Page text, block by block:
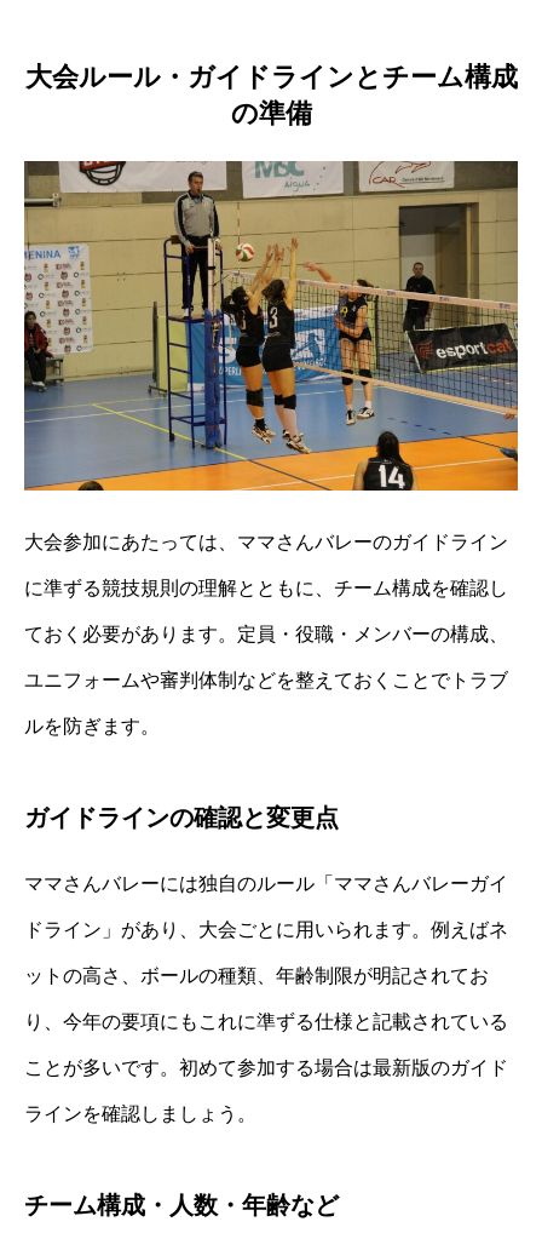
大会ルール・ガイドラインとチーム構成
の準備
大会参加にあたっては、ママさんバレーのガイドライン
に準ずる競技規則の理解とともに、チーム構成を確認し
ておく必要があります。定員・役職・メンバーの構成、
ユニフォームや審判体制などを整えておくことでトラブ
ルを防ぎます。
ガイドラインの確認と変更点
ママさんバレーには独自のルール「ママさんバレーガイ
ドライン」があり、大会ごとに用いられます。例えばネ
ットの高さ、ボールの種類、年齢制限が明記されてお
り、今年の要項にもこれに準ずる仕様と記載されている
ことが多いです。初めて参加する場合は最新版のガイド
ラインを確認しましょう。
チーム構成・人数・年齢など